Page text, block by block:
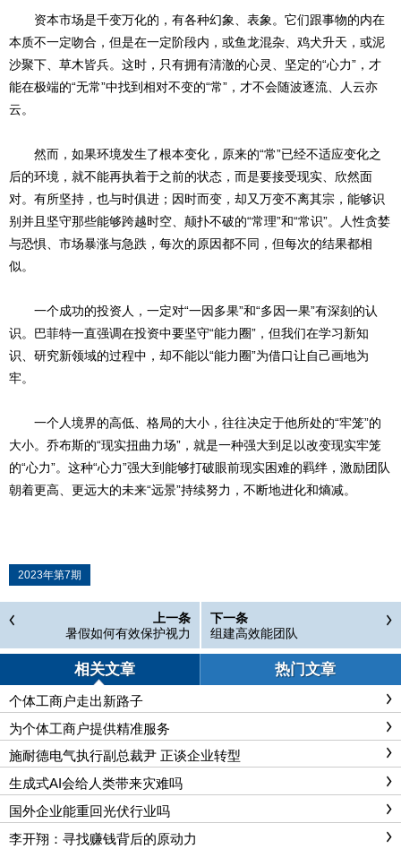
资本市场是千变万化的，有各种幻象、表象。它们跟事物的内在
本质不一定吻合，但是在一定阶段内，或鱼龙混杂、鸡犬升天，或泥
沙聚下、草木皆兵。这时，只有拥有清澈的心灵、坚定的“心力”，才
能在极端的“无常”中找到相对不变的“常”，才不会随波逐流、人云亦
云。
然而，如果环境发生了根本变化，原来的“常”已经不适应变化之
后的环境，就不能再执着于之前的状态，而是要接受现实、欣然面
对。有所坚持，也与时俱进；因时而变，却又万变不离其宗，能够识
别并且坚守那些能够跨越时空、颠扑不破的“常理”和“常识”。人性贪婪
与恐惧、市场暴涨与急跌，每次的原因都不同，但每次的结果都相
似。
一个成功的投资人，一定对“一因多果”和“多因一果”有深刻的认
识。巴菲特一直强调在投资中要坚守“能力圈”，但我们在学习新知
识、研究新领域的过程中，却不能以“能力圈”为借口让自己画地为
牢。
一个人境界的高低、格局的大小，往往决定于他所处的“牢笼”的
大小。乔布斯的“现实扭曲力场”，就是一种强大到足以改变现实牢笼
的“心力”。这种“心力”强大到能够打破眼前现实困难的羁绊，激励团队
朝着更高、更远大的未来“远景”持续努力，不断地进化和熵减。
2023年第7期
上一条
暑假如何有效保护视力
下一条
组建高效能团队
相关文章 热门文章
个体工商户走出新路子
为个体工商户提供精准服务
施耐德电气执行副总裁尹 正谈企业转型
生成式AI会给人类带来灾难吗
国外企业能重回光伏行业吗
李开翔：寻找赚钱背后的原动力